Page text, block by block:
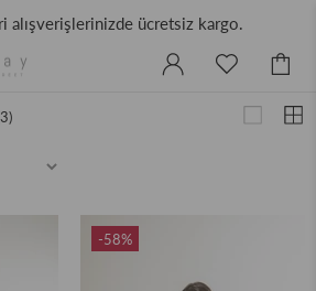
alışverişlerinizde ücretsiz kargo.
-58%